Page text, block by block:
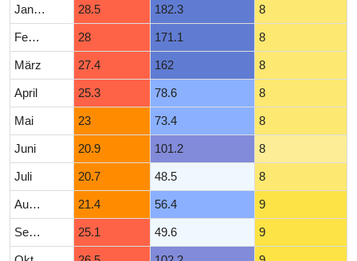
Januar 28.5 182.3 8
Februar 28 171.1 8
März 27.4 162 8
April 25.3 78.6 8
Mai 23 73.4 8
Juni 20.9 101.2 8
Juli 20.7 48.5 8
August 21.4 56.4 9
September 25.1 49.6 9